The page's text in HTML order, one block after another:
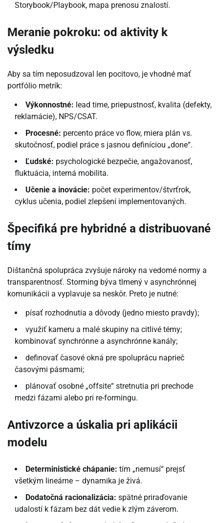
Storybook/Playbook, mapa prenosu znalostí.
Meranie pokroku: od aktivity k
výsledku
Aby sa tím neposudzoval len pocitovo, je vhodné mať
portfólio metrík:
Výkonnostné: lead time, priepustnosť, kvalita (defekty,
reklamácie), NPS/CSAT.
Procesné: percento práce vo flow, miera plán vs.
skutočnosť, podiel práce s jasnou definíciou „done“.
Ľudské: psychologické bezpečie, angažovanosť,
fluktuácia, interná mobilita.
Učenie a inovácie: počet experimentov/štvrťrok,
cyklus učenia, podiel zlepšení implementovaných.
Špecifiká pre hybridné a distribuované
tímy
Dištančná spolupráca zvyšuje nároky na vedomé normy a
transparentnosť. Storming býva tlmený v asynchrónnej
komunikácii a vyplavuje sa neskôr. Preto je nutné:
písať rozhodnutia a dôvody (jedno miesto pravdy);
využiť kameru a malé skupiny na citlivé témy;
kombinovať synchrónne a asynchrónne kanály;
definovať časové okná pre spoluprácu naprieč
časovými pásmami;
plánovať osobné „offsite“ stretnutia pri prechode
medzi fázami alebo pri re-formingu.
Antivzorce a úskalia pri aplikácii
modelu
Deterministické chápanie: tím „nemusí“ prejsť
všetkým lineárne – dynamika je živá.
Dodatočná racionalizácia: spätné priraďovanie
udalostí k fázam bez dát vedie k zlým záverom.